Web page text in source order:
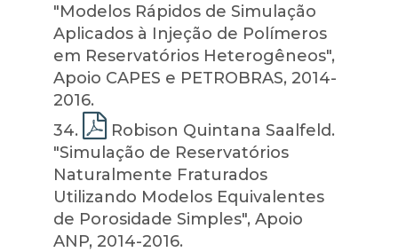
"Modelos Rápidos de Simulação
Aplicados à Injeção de Polímeros
em Reservatórios Heterogêneos",
Apoio CAPES e PETROBRAS, 2014-
2016.
34.
Robison Quintana Saalfeld.
"Simulação de Reservatórios
Naturalmente Fraturados
Utilizando Modelos Equivalentes
de Porosidade Simples", Apoio
ANP, 2014-2016.